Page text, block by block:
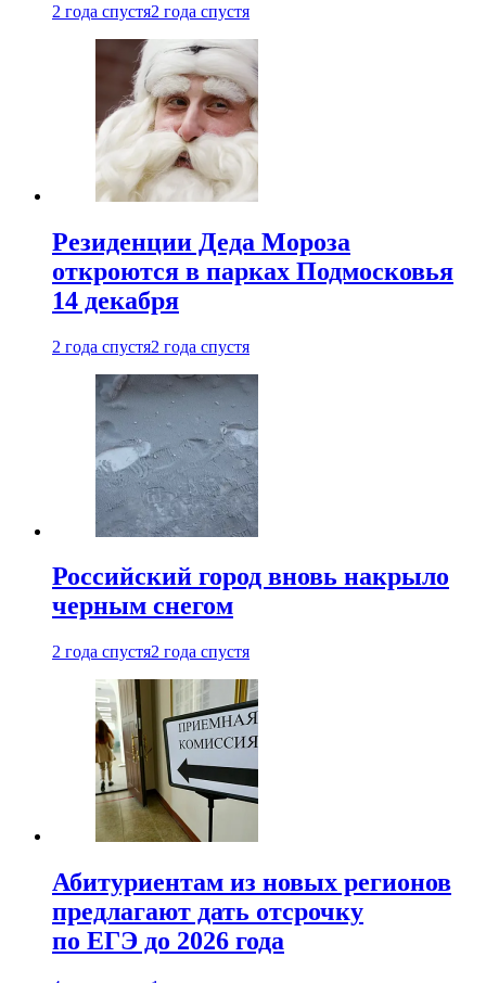
2 года спустя2 года спустя
Резиденции Деда Мороза
откроются в парках Подмосковья
14 декабря
2 года спустя2 года спустя
Российский город вновь накрыло
черным снегом
2 года спустя2 года спустя
Абитуриентам из новых регионов
предлагают дать отсрочку
по ЕГЭ до 2026 года